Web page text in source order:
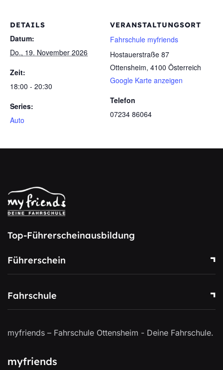
DETAILS
Datum:
Do., 19. November 2026
Zeit:
18:00 - 20:30
Series:
Auto
VERANSTALTUNGSORT
Fahrschule myfriends
Hostauerstraße 87
Ottensheim, 4100 Österreich
Google Karte anzeigen
Telefon
07234 86064
Top-Führerscheinausbildung
Führerschein
Fahrschule
myfriends – Fahrschule Ottensheim - Deine Fahrschule.
myfriends